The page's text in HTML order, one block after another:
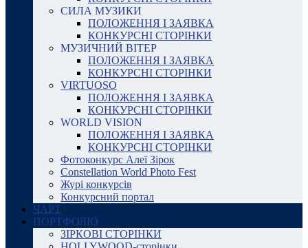
СИЛА МУЗИКИ
ПОЛОЖЕННЯ І ЗАЯВКА
КОНКУРСНІ СТОРІНКИ
МУЗИЧНИЙ ВІТЕР
ПОЛОЖЕННЯ І ЗАЯВКА
КОНКУРСНІ СТОРІНКИ
VIRTUOSO
ПОЛОЖЕННЯ І ЗАЯВКА
КОНКУРСНІ СТОРІНКИ
WORLD VISION
ПОЛОЖЕННЯ І ЗАЯВКА
КОНКУРСНІ СТОРІНКИ
Фотоконкурс Алеї Зірок
Constellation World Photo Fest
Журі конкурсів
Конкурсний портал
ЧАРТ
ПОРТФОЛІО
ЗІРКОВІ СТОРІНКИ